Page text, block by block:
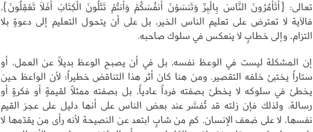
تعالى: {أَتَأْمُرُونَ النَّاسَ بِالْبِرِّ وَتَنسَوْنَ أَنفُسَكُمْ وَأَنتُمْ تَتْلُونَ الْكِتَابَ أَفَلاَ تَعْقِلُونَ}،
فالآية لا تعترض على تعليم الناس الخير، بل على أن يتحول التعليم إلى دعوةٍ بلا
التزام، وإلى خطابٍ لا ينعكس في سلوك صاحبه.
إن المشكلة ليست في الوعظ نفسه، بل في أن يصبح الوعظ بديلاً عن العمل، أو
ستاراً يختبئ خلفه التقصير. ومن هنا كان أثر هذا التناقض خطيراً؛ لأن الواعظ حين
يخطئ في سلوكه لا يخطئ بصفته فرداً عادياً، بل بصفته ممثلاً لقيمةٍ أو فكرةٍ أو
رسالة. ولذلك فإن زلته قد تُفسَّر عند بعض الناس على أنها دليل على عجز القيم
نفسها، لا على ضعف الإنسان. كم من شابٍ ابتعد عن النصيحة لأنه رأى من يقدّمها لا